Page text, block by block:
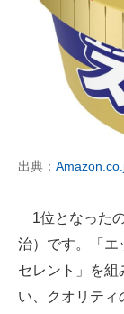
企業ITのトレン
経営リーダーの
マーケ×ITの今
ITエンジニア向
企業向けIT製品
製造業のIT導
出典：
1位となった
治）です。「エ
セレント」を組
い、クオリティ